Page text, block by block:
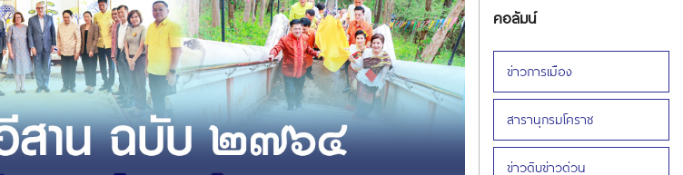
คอลัมน์
ข่าวการเมือง
สารานุกรมโคราช
ข่าวดิบข่าวด่วน